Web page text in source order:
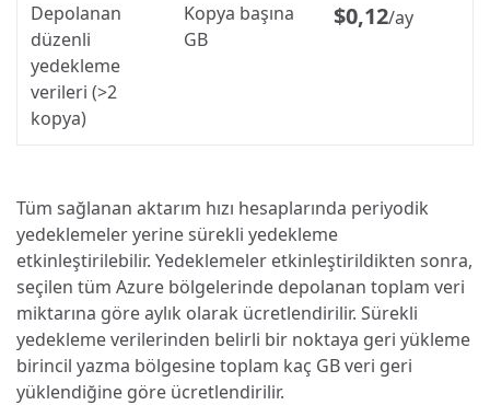
Depolanan
düzenli
yedekleme
verileri (>2
kopya)
Kopya başına
GB
$0,12/ay
Tüm sağlanan aktarım hızı hesaplarında periyodik
yedeklemeler yerine sürekli yedekleme
etkinleştirilebilir. Yedeklemeler etkinleştirildikten sonra,
seçilen tüm Azure bölgelerinde depolanan toplam veri
miktarına göre aylık olarak ücretlendirilir. Sürekli
yedekleme verilerinden belirli bir noktaya geri yükleme
birincil yazma bölgesine toplam kaç GB veri geri
yüklendiğine göre ücretlendirilir.